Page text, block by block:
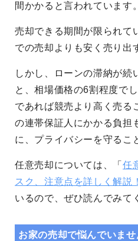
間かかると言われています。
売却できる期間が限られて
での売却よりも安く売り出
しかし、ローンの滞納が続
と、相場価格の6割程度で
であれば競売より高く売る
の連帯保証人にかかる負担
に、プライバシーを守るこ
任意売却については、「任
スク、注意点を詳しく解説！
いるので、ぜひ読んでみて
お家の売却で悩んでいませ